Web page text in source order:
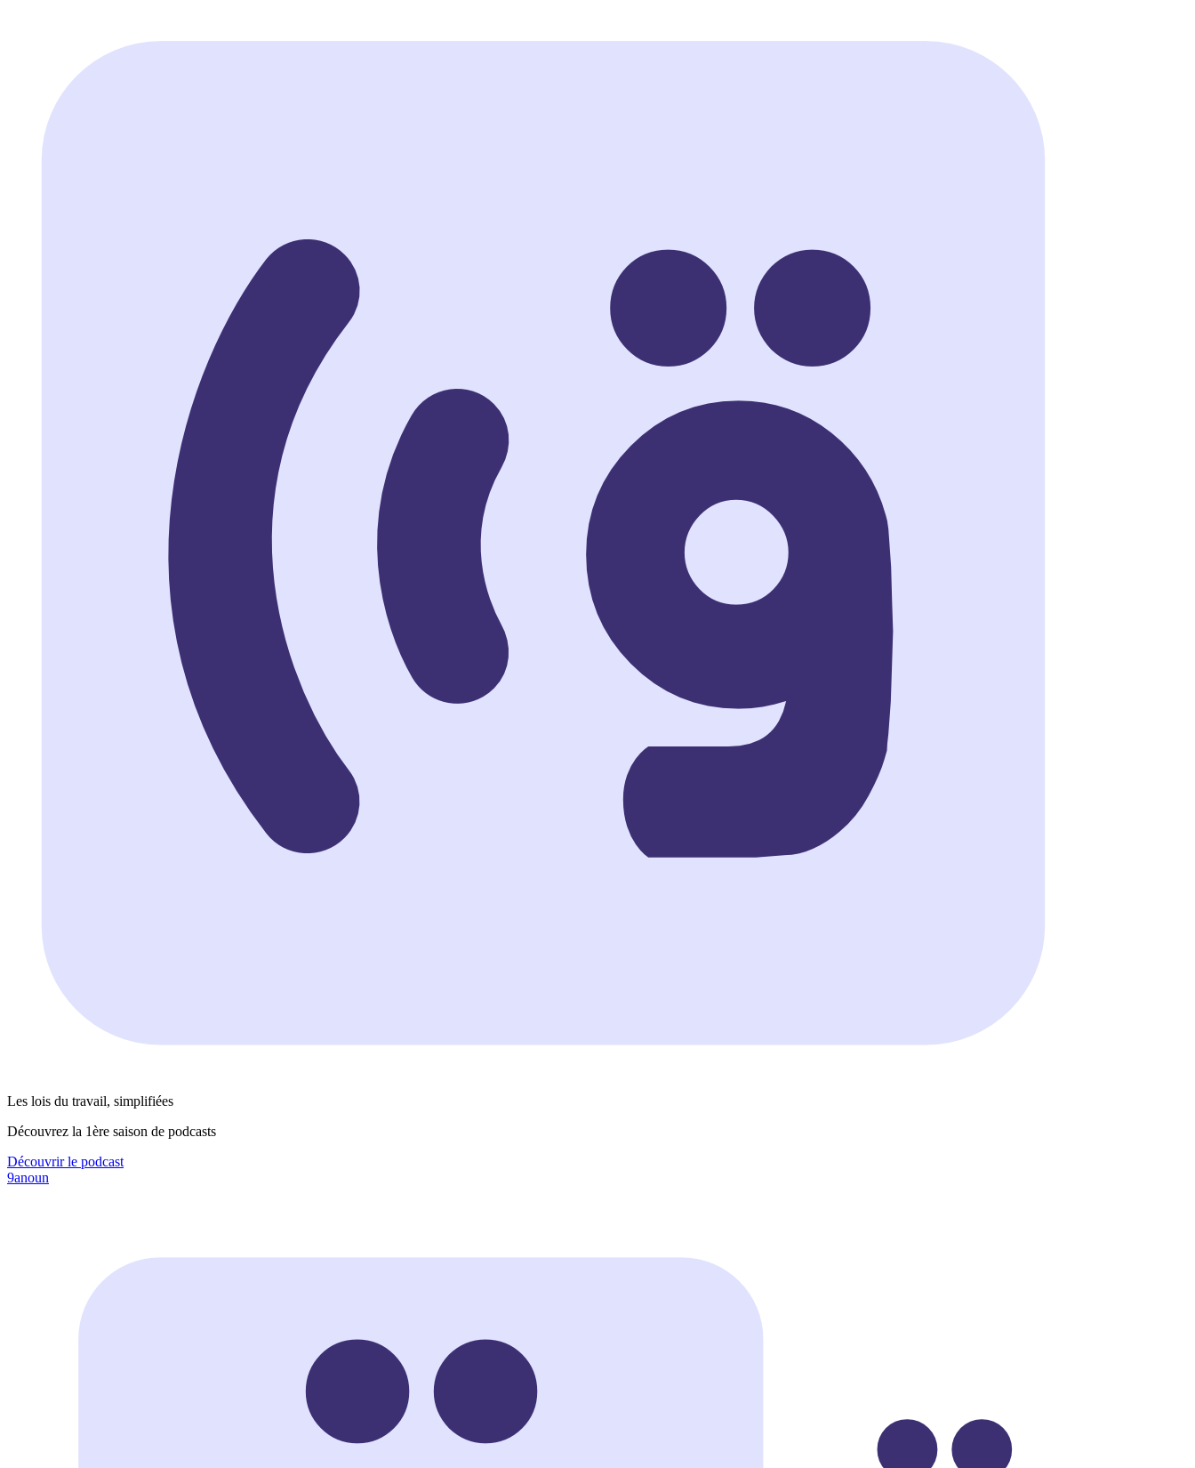
Les lois du travail, simplifiées
Découvrez la 1ère saison de podcasts
Découvrir le podcast
9anoun